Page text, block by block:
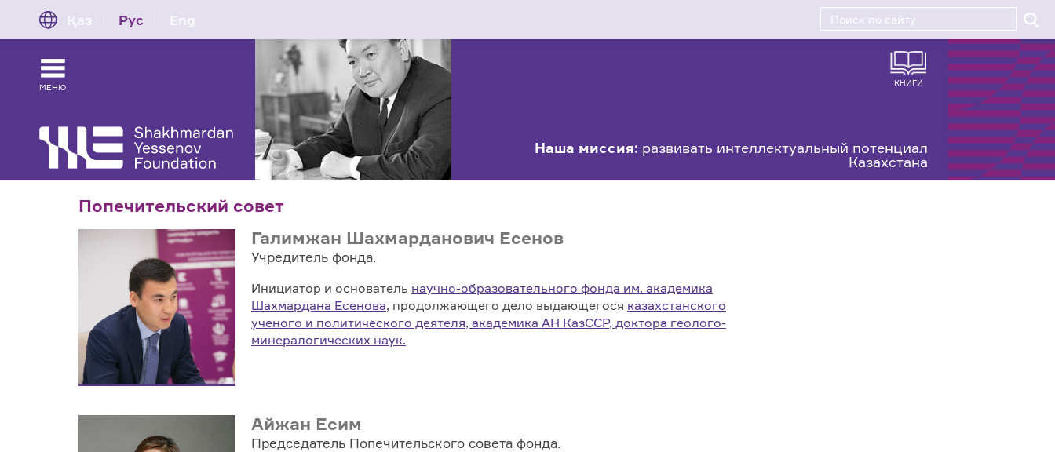
Рус
МЕНЮ КНИГИ
Наша миссия: развивать интеллектуальный потенциал
Казахстана
Попечительский совет
Галимжан Шахмарданович Есенов
Учредитель фонда.
Инициатор и основатель научно-образовательного фонда им. академика
Шахмардана Есенова, продолжающего дело выдающегося казахстанского
ученого и политического деятеля, академика АН КазССР, доктора геолого-
минералогических наук.
Айжан Есим
Председатель Попечительского совета фонда.